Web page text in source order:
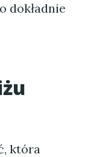
dokładnie
która